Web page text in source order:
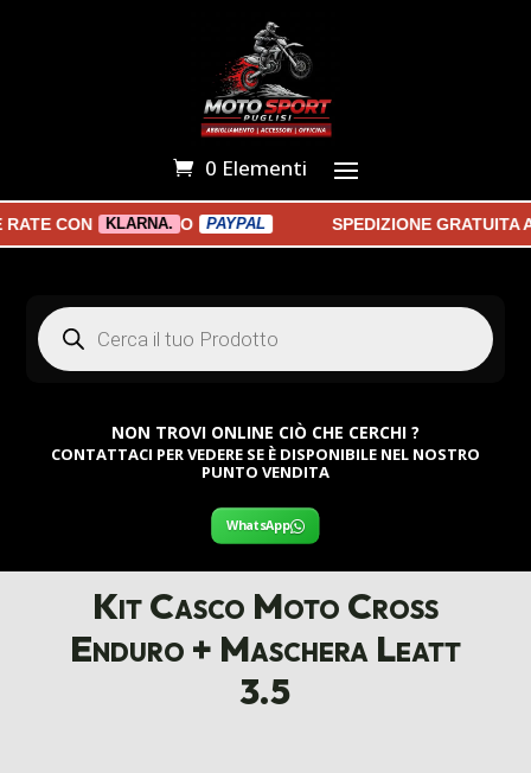
0 Elementi
CON KLARNA. O PAYPAL SPEDIZIONE GRATUITA A
Products
search
NON TROVI ONLINE CIÒ CHE CERCHI ?
CONTATTACI PER VEDERE SE È DISPONIBILE NEL NOSTRO
PUNTO VENDITA
WhatsApp
Kit Casco Moto Cross
Enduro + Maschera Leatt
3.5